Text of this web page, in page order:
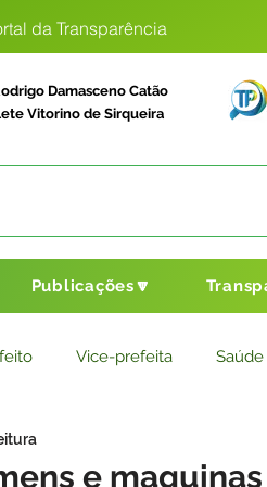
da Transparência
Damasceno Catão
Vitorino de Sirqueira
Publicações🔽
Vice-prefeita Saúde
Agricultura
e